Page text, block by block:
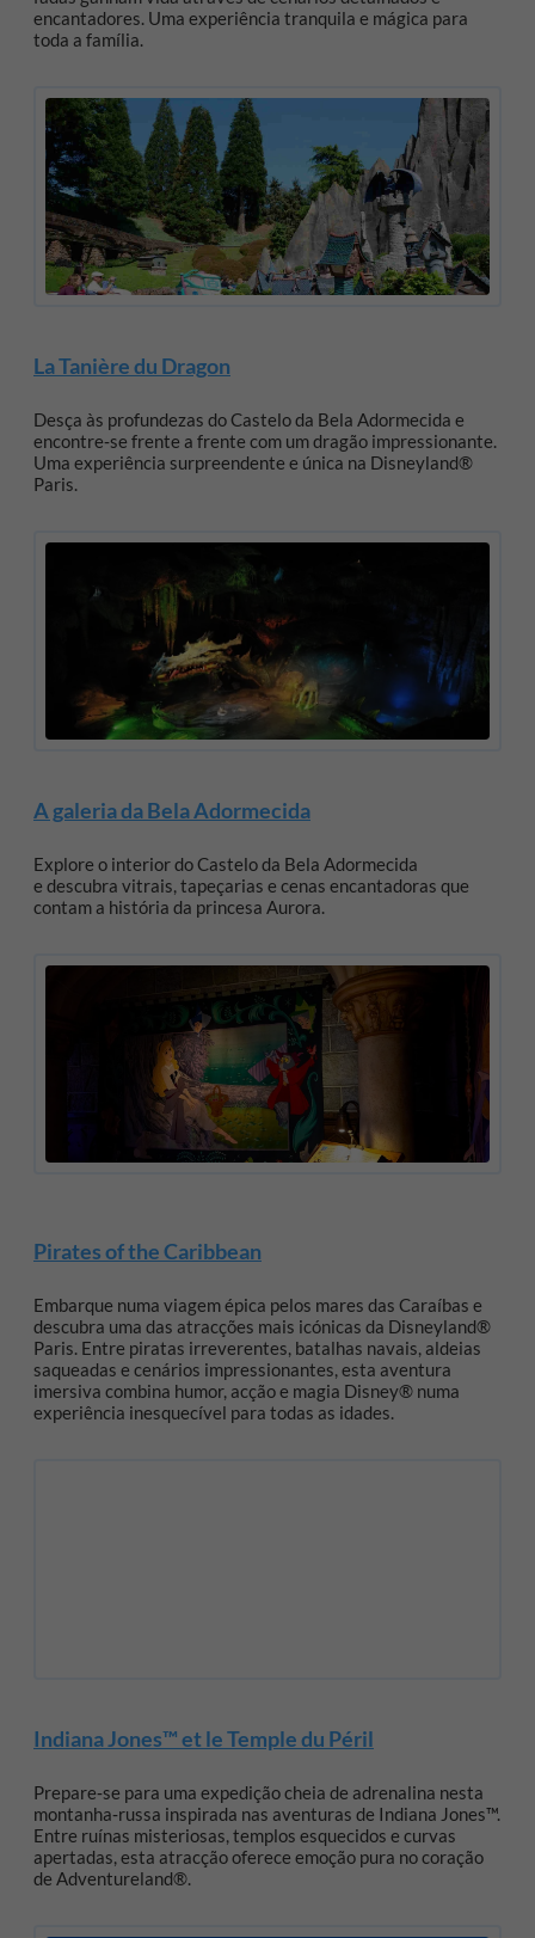
encantadores. Uma experiência tranquila e mágica para
toda a família.
La Tanière du Dragon
Desça às profundezas do Castelo da Bela Adormecida e
encontre‑se frente a frente com um dragão impressionante.
Uma experiência surpreendente e única na Disneyland®
Paris.
A galeria da Bela Adormecida
Explore o interior do Castelo da Bela Adormecida
e descubra vitrais, tapeçarias e cenas encantadoras que
contam a história da princesa Aurora.
Pirates of the Caribbean
Embarque numa viagem épica pelos mares das Caraíbas e
descubra uma das atracções mais icónicas da Disneyland®
Paris. Entre piratas irreverentes, batalhas navais, aldeias
saqueadas e cenários impressionantes, esta aventura
imersiva combina humor, acção e magia Disney® numa
experiência inesquecível para todas as idades.
Indiana Jones™ et le Temple du Péril
Prepare‑se para uma expedição cheia de adrenalina nesta
montanha‑russa inspirada nas aventuras de Indiana Jones™.
Entre ruínas misteriosas, templos esquecidos e curvas
apertadas, esta atracção oferece emoção pura no coração
de Adventureland®.